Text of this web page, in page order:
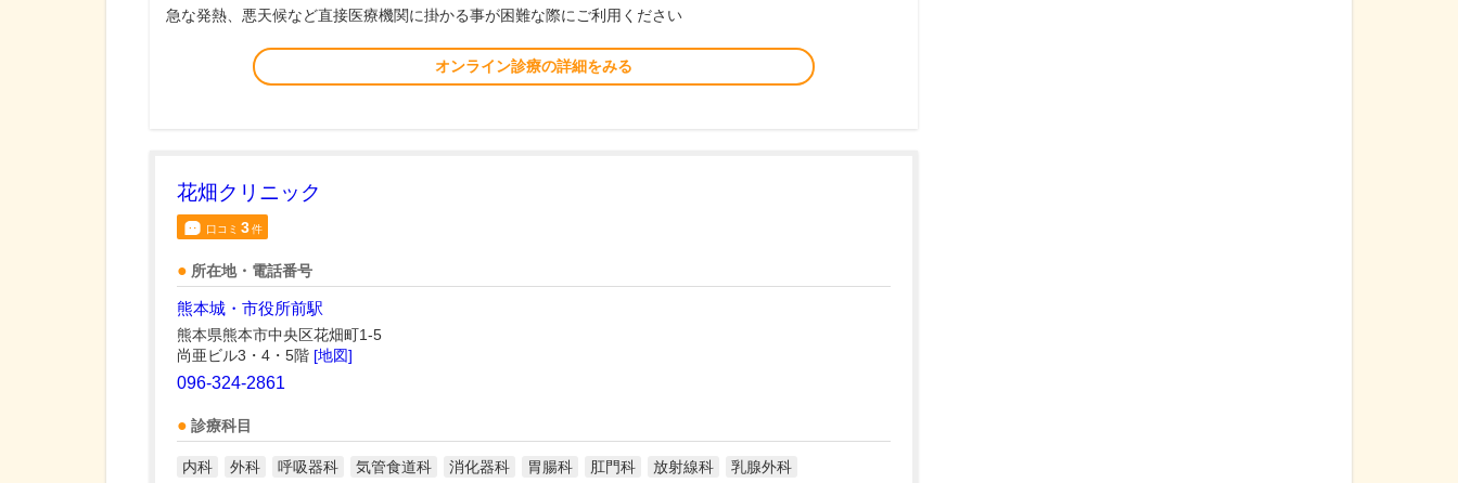
急な発熱、悪天候など直接医療機関に掛かる事が困難な際にご利用ください
オンライン診療の詳細をみる
花畑クリニック
口コミ 3件
所在地・電話番号
熊本城・市役所前駅
熊本県熊本市中央区花畑町1-5
尚亜ビル3・4・5階 [地図]
096-324-2861
診療科目
内科 外科 呼吸器科 気管食道科 消化器科 胃腸科 肛門科 放射線科 乳腺外科